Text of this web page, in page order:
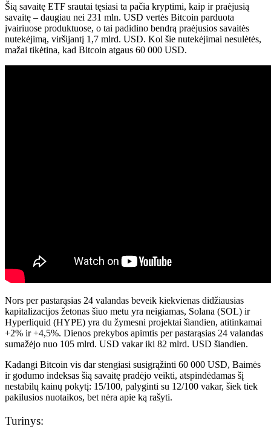
Šią savaitę ETF srautai tęsiasi ta pačia kryptimi, kaip ir praėjusią
savaitę – daugiau nei 231 mln. USD vertės Bitcoin parduota
įvairiuose produktuose, o tai padidino bendrą praėjusios savaitės
nutekėjimą, viršijantį 1,7 mlrd. USD. Kol šie nutekėjimai nesulėtės,
mažai tikėtina, kad Bitcoin atgaus 60 000 USD.
Nors per pastarąsias 24 valandas beveik kiekvienas didžiausias
kapitalizacijos žetonas šiuo metu yra neigiamas, Solana (SOL) ir
Hyperliquid (HYPE) yra du žymesni projektai šiandien, atitinkamai
+2% ir +4,5%. Dienos prekybos apimtis per pastarąsias 24 valandas
sumažėjo nuo 105 mlrd. USD vakar iki 82 mlrd. USD šiandien.
Kadangi Bitcoin vis dar stengiasi susigrąžinti 60 000 USD, Baimės
ir godumo indeksas šią savaitę pradėjo veikti, atspindėdamas šį
nestabilų kainų pokytį: 15/100, palyginti su 12/100 vakar, šiek tiek
pakilusios nuotaikos, bet nėra apie ką rašyti.
Turinys: